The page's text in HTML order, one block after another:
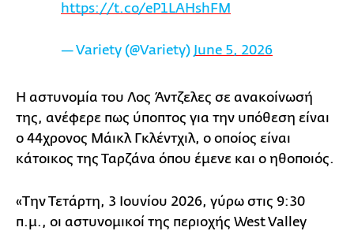
https://t.co/eP1LAHshFM
— Variety (@Variety) June 5, 2026
Η αστυνομία του Λος Άντζελες σε ανακοίνωσή
της, ανέφερε πως ύποπτος για την υπόθεση είναι
ο 44χρονος Μάικλ Γκλέντχιλ, ο οποίος είναι
κάτοικος της Ταρζάνα όπου έμενε και ο ηθοποιός.
«Την Τετάρτη, 3 Ιουνίου 2026, γύρω στις 9:30
π.μ., οι αστυνομικοί της περιοχής West Valley